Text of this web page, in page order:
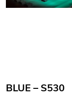
BLUE – S530